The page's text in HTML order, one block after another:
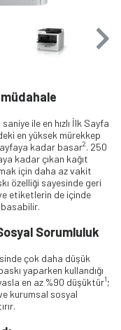
ile en hızlı İlk Sayfa
en yüksek mürekkep
kadar basar2. 250
kadar çıkan kağıt
için daha az vakit
özelliği sayesinde geri
etiketlerin de içinde
Sorumluluk
çok daha düşük
yaparken kullandığı
en az %90 düşüktür1;
kurumsal sosyal